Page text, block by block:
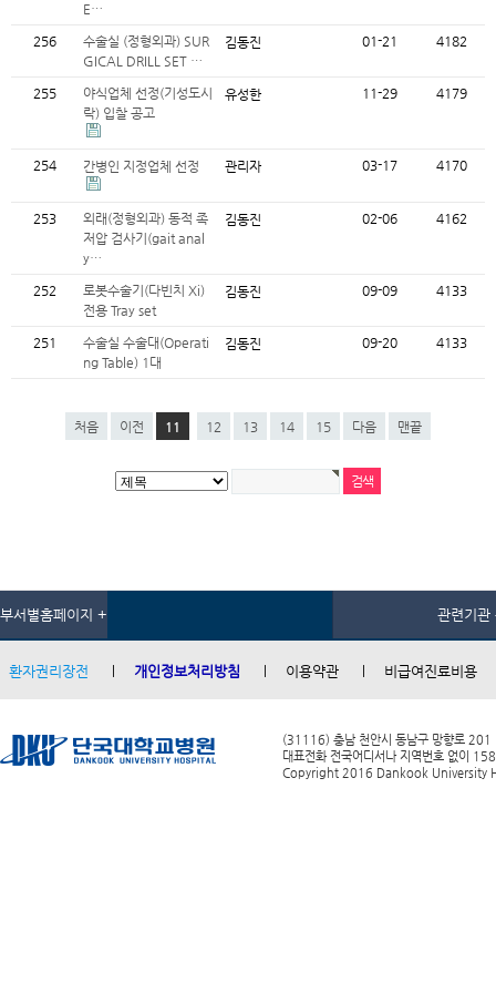
E…
256
수술실 (정형외과) SUR
GICAL DRILL SET …
김동진 01-21 4182
255
야식업체 선정(기성도시
락) 입찰 공고
유성한 11-29 4179
254 간병인 지정업체 선정 관리자 03-17 4170
253
외래(정형외과) 동적 족
저압 검사기(gait anal
y…
김동진 02-06 4162
252
로봇수술기(다빈치 Xi)
전용 Tray set
김동진 09-09 4133
251
수술실 수술대(Operati
ng Table) 1대
김동진 09-20 4133
처음 이전 11 12 13 14 15 다음 맨끝
부서별홈페이지 + 관련기관
환자권리장전 개인정보처리방침 이용약관 비급여진료비용
(31116) 충남 천안시 동남구 망향로 201
대표전화 전국어디서나 지역번호 없이
Copyright 2016 Dankook University